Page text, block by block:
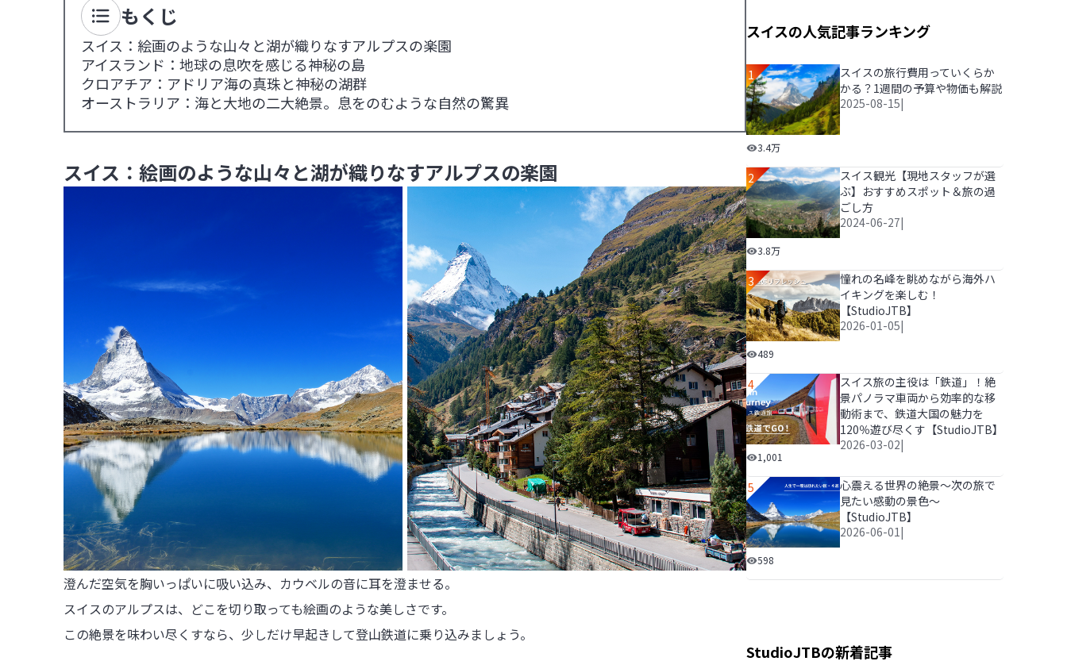
もくじ
スイス：絵画のような山々と湖が織りなすアルプスの楽園
アイスランド：地球の息吹を感じる神秘の島
クロアチア：アドリア海の真珠と神秘の湖群
オーストラリア：海と大地の二大絶景。息をのむような自然の驚異
スイス：絵画のような山々と湖が織りなすアルプスの楽園
澄んだ空気を胸いっぱいに吸い込み、カウベルの音に耳を澄ませる。
スイスのアルプスは、どこを切り取っても絵画のような美しさです。
この絶景を味わい尽くすなら、少しだけ早起きして登山鉄道に乗り込みましょう。
スイスの人気記事ランキング
1
スイスの旅行費用っていくらかかる？1週間の予算や物
3.4万
スイスの旅行費用っていくらか
かる？1週間の予算や物価も解説
2025-08-15|
2
スイス観光【現地スタッフが選ぶ】おすすめスポット
3.8万
スイス観光【現地スタッフが選
ぶ】おすすめスポット＆旅の過
ごし方
2024-06-27|
3
憧れの名峰を眺めながら海外ハイキングを楽しむ！【
489
憧れの名峰を眺めながら海外ハ
イキングを楽しむ！
【StudioJTB】
2026-01-05|
4
スイス旅の主役は「鉄道」！絶景パノラマ車両から効
1,001
スイス旅の主役は「鉄道」！絶
景パノラマ車両から効率的な移
動術まで、鉄道大国の魅力を
120％遊び尽くす【StudioJTB】
2026-03-02|
5
心震える世界の絶景～次の旅で見たい感動の景色～【
598
心震える世界の絶景～次の旅で
見たい感動の景色～
【StudioJTB】
2026-06-01|
StudioJTBの新着記事